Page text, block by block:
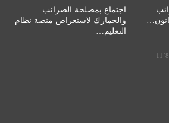
اجتماع بمصلحة الضرائب
والجمارك لاستعراض منصة نظام
التعليم…